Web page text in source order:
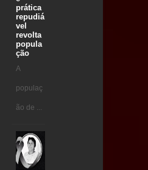
prática
repudiá
vel
revolta
popula
ção
A
populaç
ão de ...